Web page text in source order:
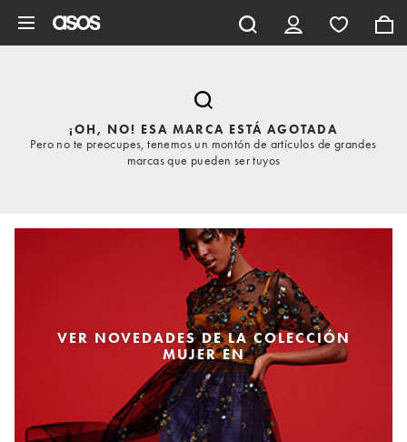
¡OH, NO! ESA MARCA ESTÁ AGOTADA
Pero no te preocupes, tenemos un montón de artículos de grandes
marcas que pueden ser tuyos
VER NOVEDADES DE LA COLECCIÓN
MUJER EN